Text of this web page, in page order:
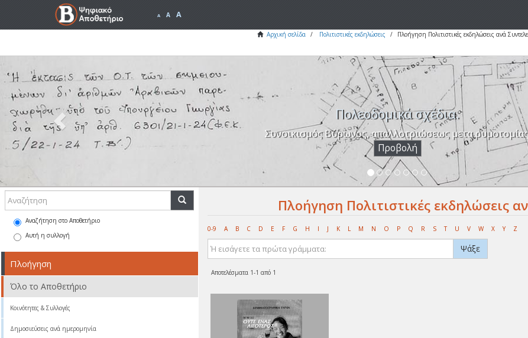
A A A
Αρχική σελίδα Πολιτιστικές εκδηλώσεις Πλοήγηση Πολιτιστικές εκδηλώσεις ανά
Πολεοδομικά σχέδια.
Συνοικισμός Βύρωνος, απαλλοτριώσεως μετα
Προβολή
Πλοήγηση Πολιτιστικές εκδηλώσεις
0-9 A B C D E F G H I J K L M N O P Q R S T U V W X Y Z
Ψάξε
Αποτελέσματα 1-1 από 1
Αναζήτηση στο Αποθετήριο
Αυτή η συλλογή
Πλοήγηση
Όλο το Αποθετήριο
Κοινότητες & Συλλογές
Δημοσιεύσεις ανά ημερομηνία